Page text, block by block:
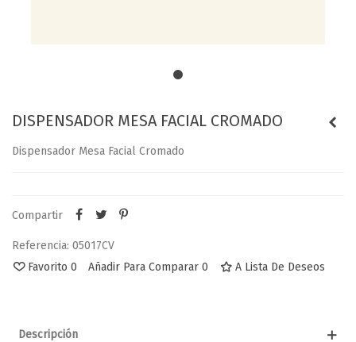
DISPENSADOR MESA FACIAL CROMADO
Dispensador Mesa Facial Cromado
Compartir
Referencia: 05017CV
Favorito 0 Añadir Para Comparar 0 A Lista De Deseos
Descripción